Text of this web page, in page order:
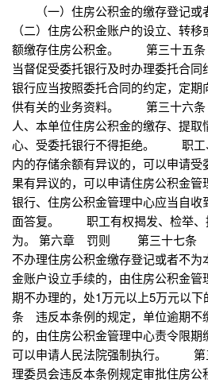
（一）住房公积金的缴存登记
（二）住房公积金账户的设立、
额缴存住房公积金。 第三十五条
当督促受委托银行及时办理委托
银行应当按照委托合同的约定，定期
供有关的业务资料。 第三十六条
人、本单位住房公积金的缴存、提
心、受委托银行不得拒绝。 职工
内的存储余额有异议的，可以申请
果有异议的，可以申请住房公积金
银行、住房公积金管理中心应当自
面答复。 职工有权揭发、检举、
为。 第六章 罚则 第三十七条
不办理住房公积金缴存登记或者不为
金账户设立手续的，由住房公积金
期不办理的，处1万元以上5万元
条 违反本条例的规定，单位逾期不
的，由住房公积金管理中心责令限期
可以申请人民法院强制执行。 第
理委员会违反本条例规定审批住房